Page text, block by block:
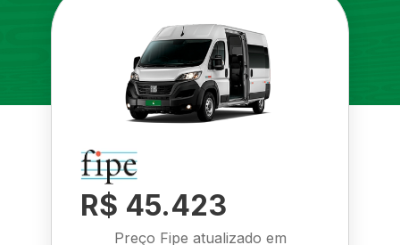
R$ 45.423
Preço Fipe atualizado em